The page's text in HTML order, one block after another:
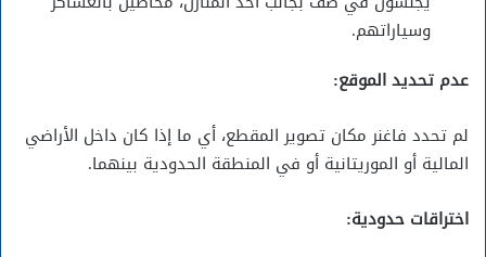
وسياراتهم.
عدم تحديد الموقع:
لم تحدد فاغنر مكان تصوير المقطع، أي ما إذا كان داخل الأراضي
المالية أو الموريتانية أو في المنطقة الحدودية بينهما.
اختراقات حدودية: